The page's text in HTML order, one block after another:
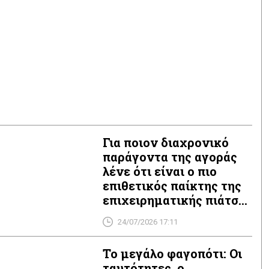
Για ποιον διαχρονικό
παράγοντα της αγοράς
λένε ότι είναι ο πιο
επιθετικός παίκτης της
επιχειρηματικής πιάτσας
με direct πρόσβαση στο
Μαξίμου, σε
Μηχανισμούς του
24/07/2026 17:11
Το μεγάλο φαγοπότι: Οι